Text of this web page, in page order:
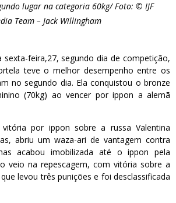
lugar na categoria 60kg/ Foto: © IJF
Team – Jack Willingham
sexta-feira,27, segundo dia de competição,
teve o melhor desempenho entre os
no segundo dia. Ela conquistou o bronze
(70kg) ao vencer por ippon a alemã
por ippon sobre a russa Valentina
abriu um waza-ari de vantagem contra
acabou imobilizada até o ippon pela
veio na repescagem, com vitória sobre a
levou três punições e foi desclassificada